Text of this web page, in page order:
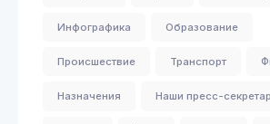
Инфографика Образование
Происшествие Транспорт
Назначения Наши пресс-